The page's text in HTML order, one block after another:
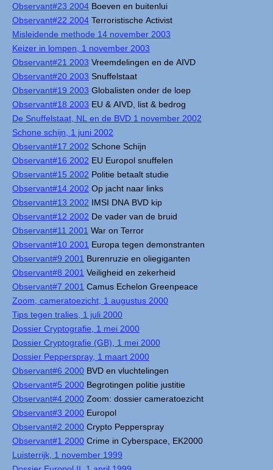
Observant#23 2004 Boeven en buitenlui
Observant#22 2004 Terroristische Activist
Misleidende methode 14 november 2003
Keizer in lompen, 1 november 2003
Observant#21 2003 Vreemdelingen en de AIVD
Observant#20 2003 Snuffelstaat
Observant#19 2003 Globalisten onder de loep
Observant#18 2003 EU & AIVD, list & bedrog
De Snuffelstaat, NL en de BVD 1 november 2002
Schone schijn, 1 juni 2002
Observant#17 2002 Schone Schijn
Observant#16 2002 EU Europol snuffelen
Observant#15 2002 Politie betaalt studie
Observant#14 2002 Op jacht naar links
Observant#13 2002 IMSI DNA BVD kip
Observant#12 2002 De vader van de bruid
Observant#11 2001 War on Terror
Observant#10 2001 Europa tegen demonstranten
Observant#9 2001 Burenruzie en oliegiganten
Observant#8 2001 Veiligheid en zekerheid
Observant#7 2001 Camus Echelon Greenpeace
Zoom, cameratoezicht, 1 augustus 2000
Tips tegen tralies, 1 juli 2000
Dossier Cryptografie, 1 mei 2000
Dossier Cryptografie (GB), 1 mei 2000
Dossier Pepperspray, 1 maart 2000
Observant#6 2000 BVD en vluchtelingen
Observant#5 2000 Begrotingen politie justitie
Observant#4 2000 Zoom: dossier cameratoezicht
Observant#3 2000 Europol
Observant#2 2000 Crypto Pepperspray
Observant#1 2000 Crime in Cyberspace, EK2000
Luisterrijk, 1 november 1999